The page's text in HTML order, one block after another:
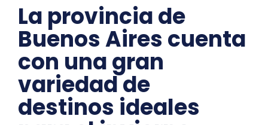
La provincia de
Buenos Aires cuenta
con una gran
variedad de
destinos ideales